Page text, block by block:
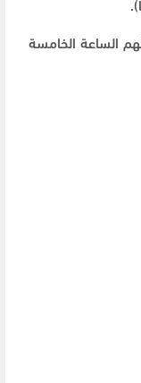
الساعة الخامسة